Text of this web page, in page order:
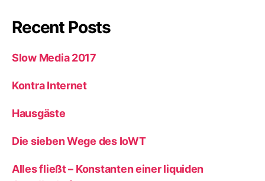
Recent Posts
Slow Media 2017
Kontra Internet
Hausgäste
Die sieben Wege des IoWT
Alles fließt – Konstanten einer liquiden